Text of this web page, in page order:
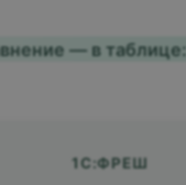
— в таблице:
1С:ФРЕШ